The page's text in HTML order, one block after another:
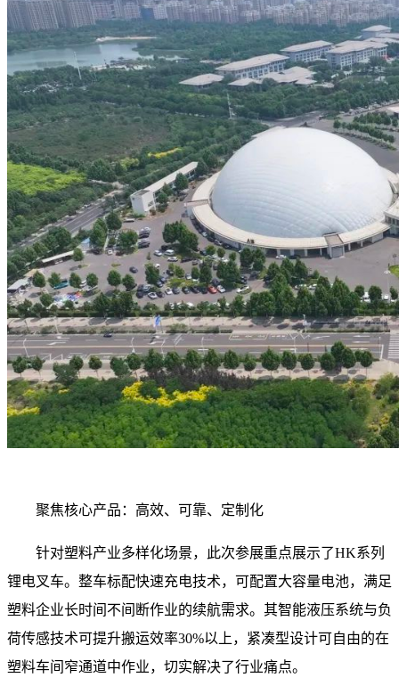
聚焦核心产品：高效、可靠、定制化
针对塑料产业多样化场景，此次参展重点展示了HK系列
锂电叉车。整车标配快速充电技术，可配置大容量电池，满足
塑料企业长时间不间断作业的续航需求。其智能液压系统与负
荷传感技术可提升搬运效率30%以上，紧凑型设计可自由的在
塑料车间窄通道中作业，切实解决了行业痛点。